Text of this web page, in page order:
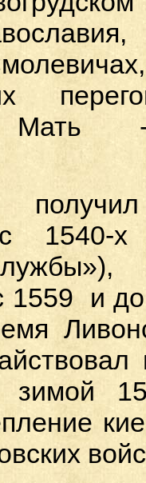
Мать
с
1559 и
зимой